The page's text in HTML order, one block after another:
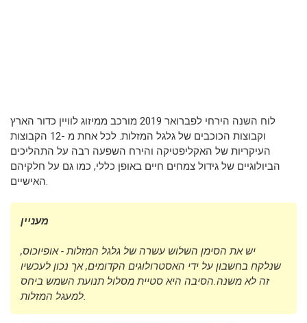
לוח השנה הירחי לפברואר 2019 מורכב ממיזוג לוויין כדור הארץ
וקבוצות הכוכבים של גלגל המזלות. לכל אחת מ -12 הקבוצות
העיקריות של האקליפטיקה והירח השפעה רבה על התהליכים
הביולוגיים של גידול צמחים חיים באופן כללי, כמו גם על חלקיהם
האישיים.
מעניין
יש את הסימן השלוש עשרה של גלגל המזלות - אופיוכוס,
שנלקח בחשבון על ידי האסטרולוגים הקדומים, אך נכון לעכשיו
זה לא משנה.הסיבה היא סטיית מסלול תנועת השמש ביחס
למעגל המזלות.